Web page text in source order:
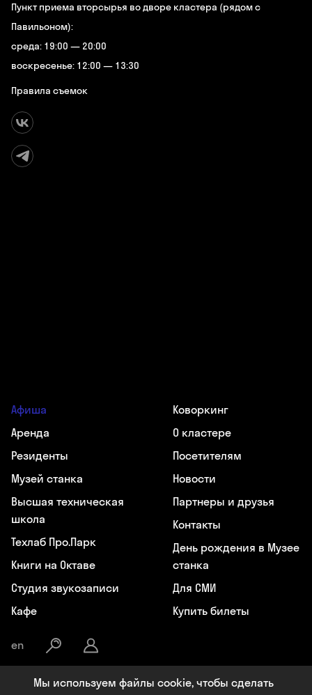
Пункт приема вторсырья во дворе кластера (рядом с
Павильоном):
среда: 19:00 — 20:00
воскресенье: 12:00 — 13:30
Правила съемок
Афиша
Аренда
Резиденты
Музей станка
Высшая техническая
школа
Техлаб Про.Парк
Книги на Октаве
Студия звукозаписи
Кафе
Коворкинг
О кластере
Посетителям
Новости
Партнеры и друзья
Контакты
День рождения в Музее
станка
Для СМИ
Купить билеты
en
Мы используем файлы cookie, чтобы сделать